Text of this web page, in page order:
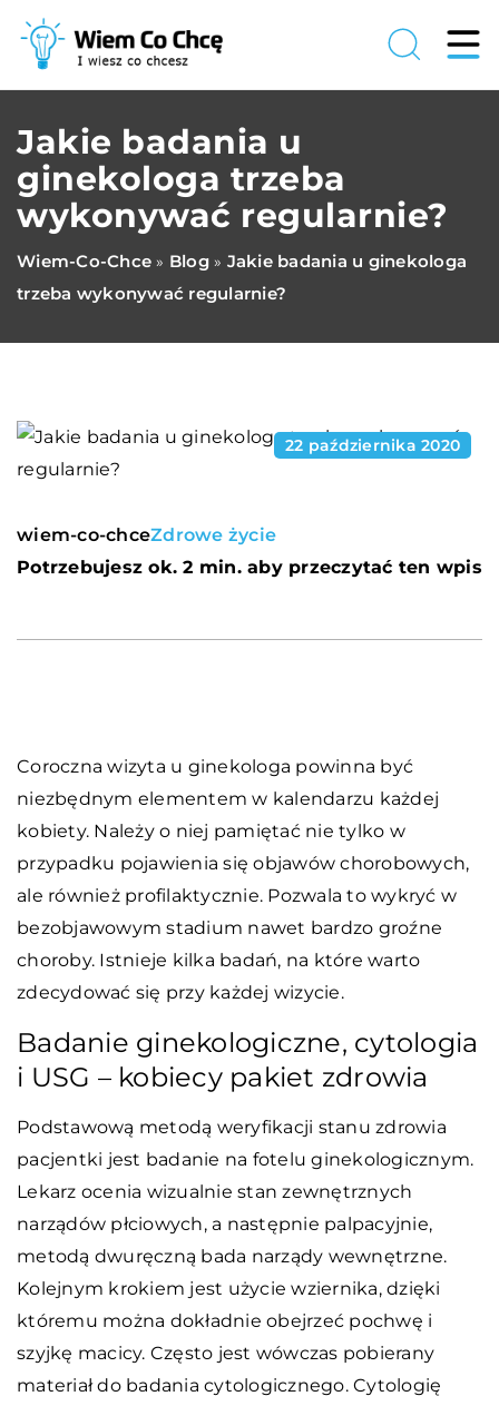
Jakie badania u
ginekologa trzeba
wykonywać regularnie?
Wiem-Co-Chce » Blog» Jakie badania u ginekologa
trzeba wykonywać regularnie?
22 października 2020
wiem-co-chceZdrowe życie
Potrzebujesz ok. 2 min. aby przeczytać ten wpis
Coroczna wizyta u ginekologa powinna być
niezbędnym elementem w kalendarzu każdej
kobiety. Należy o niej pamiętać nie tylko w
przypadku pojawienia się objawów chorobowych,
ale również profilaktycznie. Pozwala to wykryć w
bezobjawowym stadium nawet bardzo groźne
choroby. Istnieje kilka badań, na które warto
zdecydować się przy każdej wizycie.
Badanie ginekologiczne, cytologia
i USG – kobiecy pakiet zdrowia
Podstawową metodą weryfikacji stanu zdrowia
pacjentki jest badanie na fotelu ginekologicznym.
Lekarz ocenia wizualnie stan zewnętrznych
narządów płciowych, a następnie palpacyjnie,
metodą dwuręczną bada narządy wewnętrzne.
Kolejnym krokiem jest użycie wziernika, dzięki
któremu można dokładnie obejrzeć pochwę i
szyjkę macicy. Często jest wówczas pobierany
materiał do badania cytologicznego. Cytologię